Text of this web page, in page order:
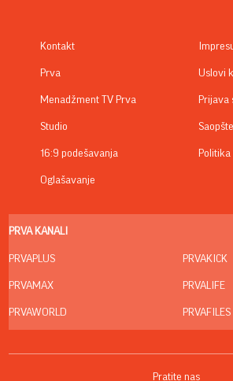
Kontakt
Prva
Menadžment TV Prva
Studio
16:9 podešavanja
Oglašavanje
Uslovi
Prijava
PRVA KANALI
PRVAPLUS
PRVAMAX
PRVAWORLD
PRVAKICK
PRVALIFE
PRVAFILES
Pratite nas